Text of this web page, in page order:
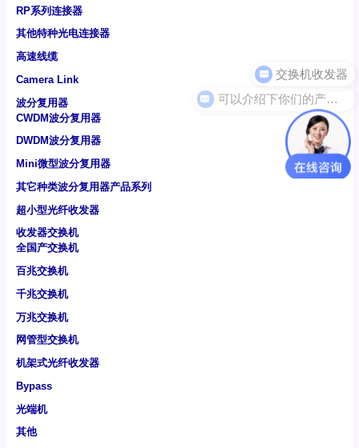
RP系列连接器
其他特种光电连接器
高速线缆
Camera Link
波分复用器
CWDM波分复用器
DWDM波分复用器
Mini微型波分复用器
其它种类波分复用器产品系列
超小型光纤收发器
收发器交换机
全国产交换机
百兆交换机
千兆交换机
万兆交换机
网管型交换机
机架式光纤收发器
Bypass
光端机
其他